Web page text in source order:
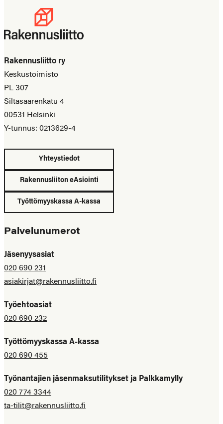
Rakennusliitto ry
Keskustoimisto
PL 307
Siltasaarenkatu 4
00531 Helsinki
Y-tunnus: 0213629-4
Yhteystiedot
Rakennusliiton eAsiointi
Työttömyyskassa A-kassa
Palvelunumerot
Jäsenyysasiat
020 690 231
asiakirjat@rakennusliitto.fi
Työehtoasiat
020 690 232
Työttömyyskassa A-kassa
020 690 455
Työnantajien jäsenmaksutilitykset ja Palkkamylly
020 774 3344
ta-tilit@rakennusliitto.fi